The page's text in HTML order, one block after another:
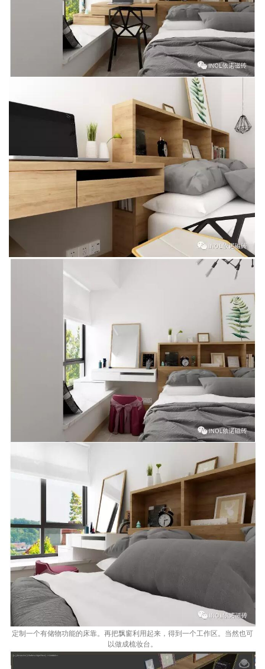
定制一个有储物功能的床靠。再把飘窗利用起来，得到一个工作区。当然也可
以做成梳妆台。